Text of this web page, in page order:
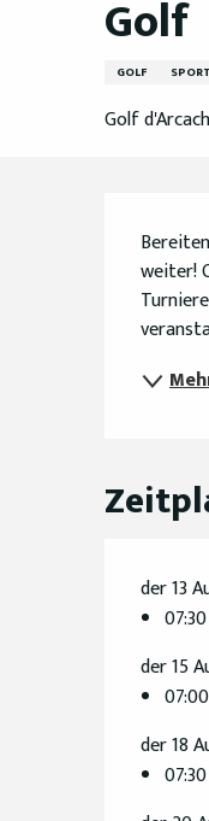
Golf
GOLF
Golf
weiter!
der 13
der 15
der 18